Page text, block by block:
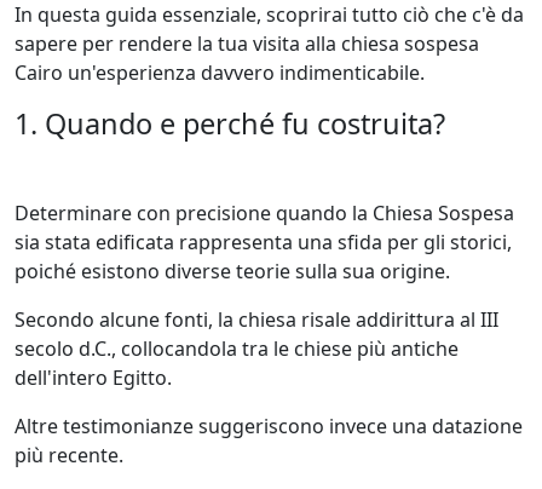
In questa guida essenziale, scoprirai tutto ciò che c'è da
sapere per rendere la tua visita alla chiesa sospesa
Cairo un'esperienza davvero indimenticabile.
1. Quando e perché fu costruita?
Determinare con precisione quando la Chiesa Sospesa
sia stata edificata rappresenta una sfida per gli storici,
poiché esistono diverse teorie sulla sua origine.
Secondo alcune fonti, la chiesa risale addirittura al III
secolo d.C., collocandola tra le chiese più antiche
dell'intero Egitto.
Altre testimonianze suggeriscono invece una datazione
più recente.